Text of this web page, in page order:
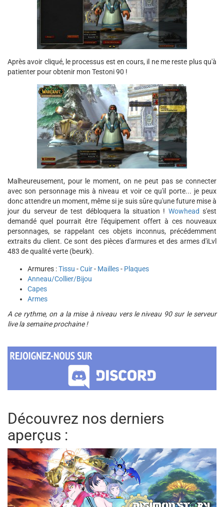
Après avoir cliqué, le processus est en cours, il ne me reste plus qu'à
patienter pour obtenir mon Testoni 90 !
Malheureusement, pour le moment, on ne peut pas se connecter
avec son personnage mis à niveau et voir ce qu'il porte... je peux
donc attendre un moment, même si je suis sûre qu'une future mise à
jour du serveur de test débloquera la situation ! Wowhead s'est
demandé quel pourrait être l'équipement offert à ces nouveaux
personnages, se rappelant ces objets inconnus, précédemment
extraits du client. Ce sont des pièces d'armures et des armes d'iLvl
483 de qualité verte (beurk).
Armures :Tissu -Cuir- Mailles- Plaques
Anneau/Collier/Bijou
Capes
Armes
A ce rythme, on a la mise à niveau vers le niveau 90 sur le serveur
live la semaine prochaine !
Découvrez nos derniers
aperçus :